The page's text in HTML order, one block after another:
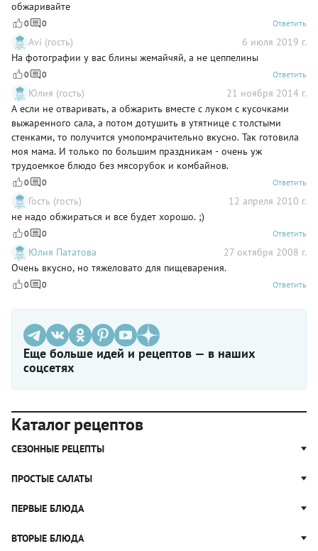
обжаривайте
0 0 Ответить
Avi (гость)
6 июля 2019 г.
На фотографии у вас блины жемайчяй, а не цеппелины
0 0 Ответить
Юлия (гость)
21 ноября 2014 г.
А если не отваривать, а обжарить вместе с луком с кусочками
выжаренного сала, а потом дотушить в утятнице с толстыми
стенками, то получится умопомрачительно вкусно. Так готовила
моя мама. И только по большим праздникам - очень уж
трудоемкое блюдо без мясорубок и комбайнов.
0 0 Ответить
Гость (гость)
12 апреля 2010 г.
не надо обжираться и все будет хорошо. ;)
0 0 Ответить
Юлия Пататова
27 октября 2008 г.
Очень вкусно, но тяжеловато для пищеварения.
0 0 Ответить
Еще больше идей и рецептов — в наших
соцсетях
Каталог рецептов
СЕЗОННЫЕ РЕЦЕПТЫ
Рецепты из капусты
Рецепты с грибами
Яблочные пироги
ПРОСТЫЕ САЛАТЫ
Простые салаты
Салат Цезарь
ПЕРВЫЕ БЛЮДА
Щи
ВТОРЫЕ БЛЮДА